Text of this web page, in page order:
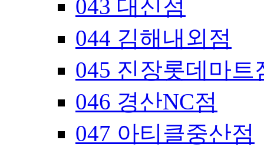
043 대신점
044 김해내외점
045 진장롯데마트
046 경산NC점
047 아티클중산점